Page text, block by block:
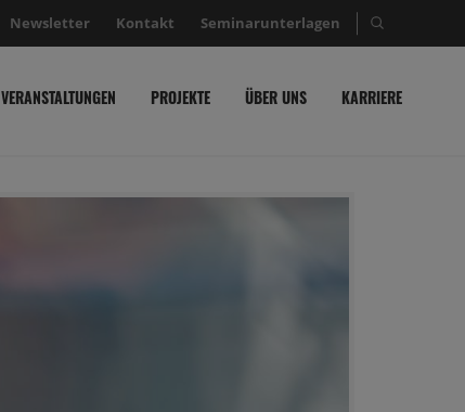
Newsletter Kontakt Seminarunterlagen Suche
VERANSTALTUNGEN PROJEKTE ÜBER UNS KARRIERE